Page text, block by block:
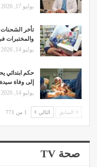
يوليو 17, 2026
تأخر الشحنات
والمختبرات
يوليو 14, 2026
حكم ابتدائي
إلى وفاة
يوليو 14, 2026
السابق التالي 1 من 771
صحة TV